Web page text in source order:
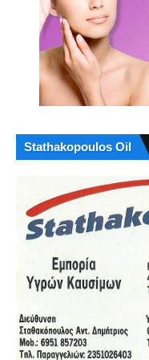
Stathakopoulos Oil